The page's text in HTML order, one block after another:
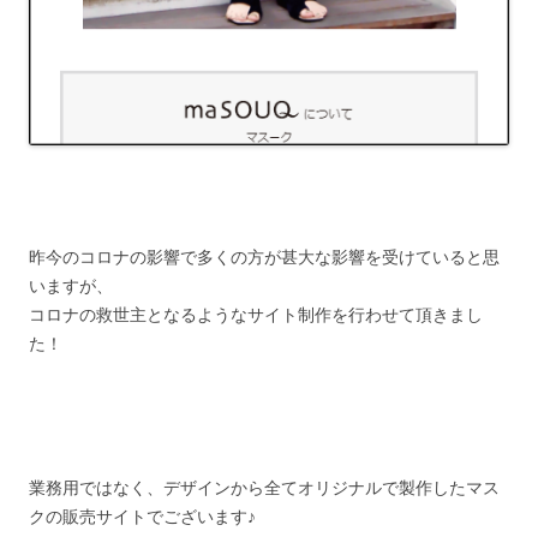
昨今のコロナの影響で多くの方が甚大な影響を受けていると思
いますが、
コロナの救世主となるようなサイト制作を行わせて頂きまし
た！
業務用ではなく、デザインから全てオリジナルで製作したマス
クの販売サイトでございます♪